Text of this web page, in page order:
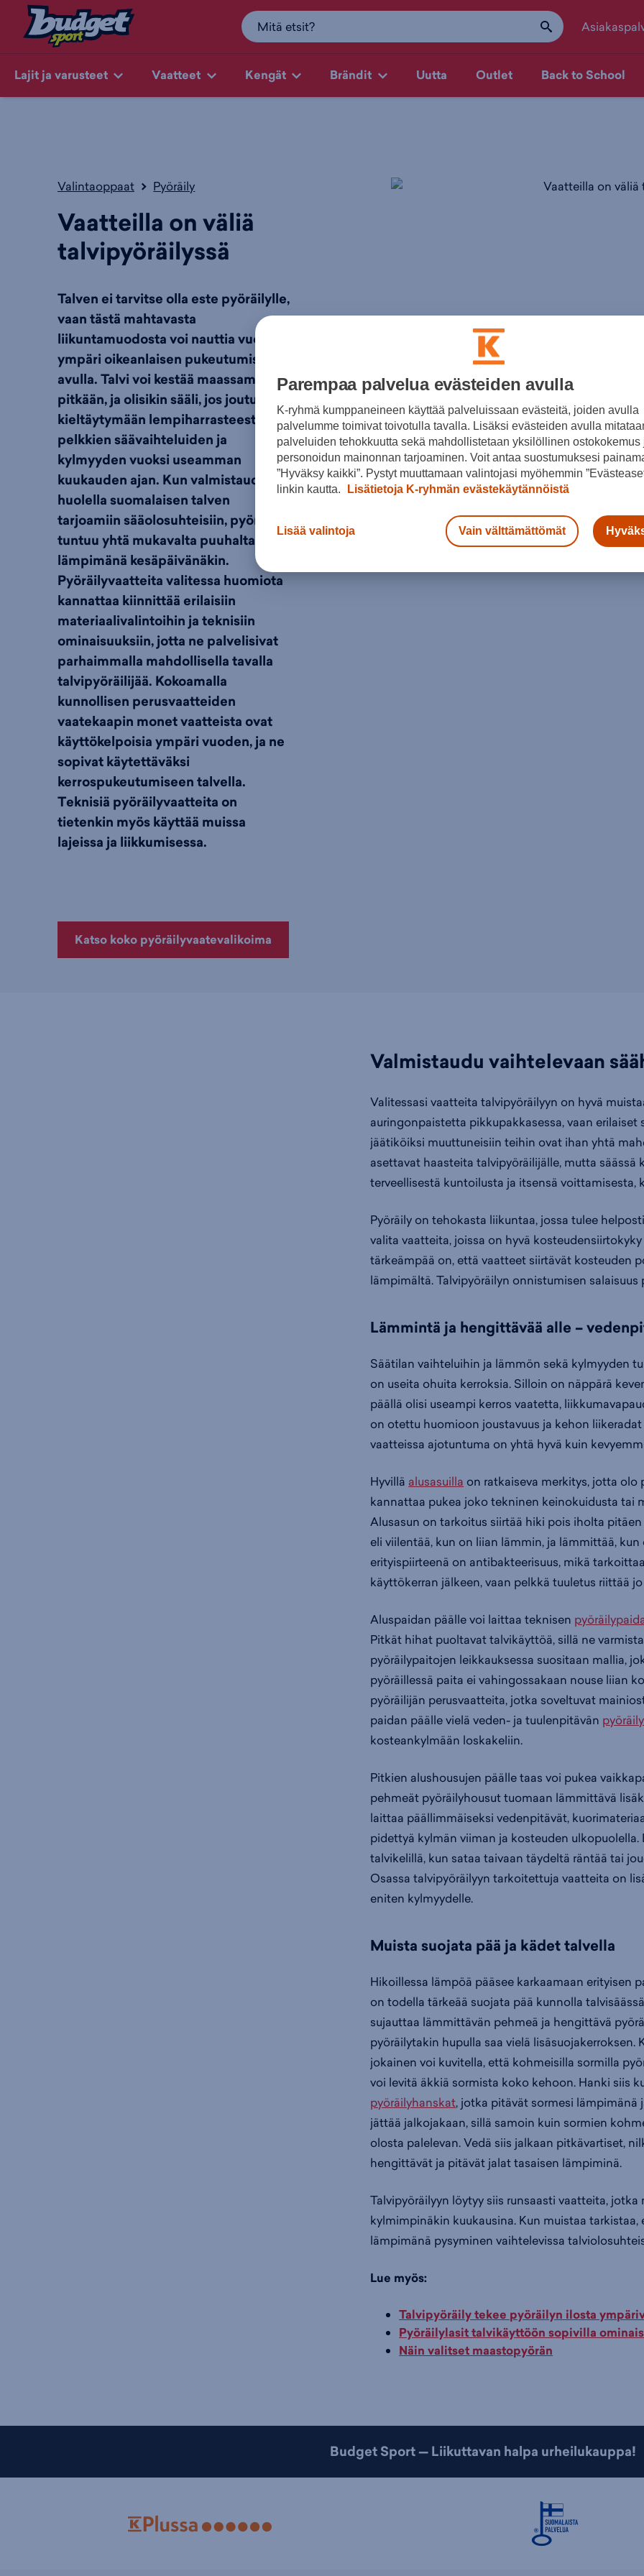
Lajit ja varusteet Vaatteet Kengät Brändit Uutta Outlet Back to School
Valintaoppaat Pyöräily
Vaatteilla on väliä
talvipyöräilyssä
Talven ei tarvitse olla este pyöräilylle,
vaan tästä mahtavasta
liikuntamuodosta voi nauttia vuoden
ympäri oikeanlaisen pukeutumisen
avulla. Talvi voi kestää maassamme
pitkään, ja olisikin sääli, jos joutuisit
kieltäytymään lempiharrasteestasi
pelkkien säävaihteluiden ja
kylmyyden vuoksi useamman
kuukauden ajan. Kun valmistaudut
huolella suomalaisen talven
tarjoamiin sääolosuhteisiin, pyöräily
tuntuu yhtä mukavalta puuhalta kuin
lämpimänä kesäpäivänäkin.
Pyöräilyvaatteita valitessa huomiota
kannattaa kiinnittää erilaisiin
materiaalivalintoihin ja teknisiin
ominaisuuksiin, jotta ne palvelisivat
parhaimmalla mahdollisella tavalla
talvipyöräilijää. Kokoamalla
kunnollisen perusvaatteiden
vaatekaapin monet vaatteista ovat
käyttökelpoisia ympäri vuoden, ja ne
sopivat käytettäväksi
kerrospukeutumiseen talvella.
Teknisiä pyöräilyvaatteita on
tietenkin myös käyttää muissa
lajeissa ja liikkumisessa.
Katso koko pyöräilyvaatevalikoima
Valmistaudu vaihtelevaan
Valitessasi vaatteita talvipyöräilyyn on hyvä
auringonpaistetta pikkupakkasessa, vaan
jäätiköiksi muuttuneisiin teihin ovat ihan yhtä
asettavat haasteita talvipyöräilijälle, mutta
terveellisestä kuntoilusta ja itsensä voittamisesta,
Pyöräily on tehokasta liikuntaa, jossa tulee
valita vaatteita, joissa on hyvä
tärkeämpää on, että vaatteet siirtävät kosteuden
lämpimältä. Talvipyöräilyn onnistumisen
Lämmintä ja hengittävää alle –
Säätilan vaihteluihin ja lämmön sekä kylmyyden
on useita ohuita kerroksia. Silloin on näppärä
päällä olisi useampi kerros vaatetta,
on otettu huomioon joustavuus ja kehon
vaatteissa ajotuntuma on yhtä hyvä kuin
Hyvillä alusasuilla on ratkaiseva merkitys, jotta olo
kannattaa pukea joko tekninen keinokuidusta tai
Alusasun on tarkoitus siirtää hiki pois iholta
eli viilentää, kun on liian lämmin, ja lämmittää,
erityispiirteenä on antibakteerisuus, mikä
käyttökerran jälkeen, vaan pelkkä tuuletus riittää
Aluspaidan päälle voi laittaa teknisen
Pitkät hihat puoltavat talvikäyttöä, sillä ne
pyöräilypaitojen leikkauksessa suositaan mallia,
pyöräillessä paita ei vahingossakaan nouse liian
pyöräilijän perusvaatteita, jotka soveltuvat
paidan päälle vielä veden- ja tuulenpitävän
kosteankylmään loskakeliin.
Pitkien alushousujen päälle taas voi pukea
pehmeät pyöräilyhousut tuomaan lämmittävä
laittaa päällimmäiseksi vedenpitävät,
pidettyä kylmän viiman ja kosteuden
talvikelillä, kun sataa taivaan täydeltä räntää tai
Osassa talvipyöräilyyn tarkoitettuja vaatteita on
eniten kylmyydelle.
Muista suojata pää ja kädet talvella
Hikoillessa lämpöä pääsee karkaamaan erityisen
on todella tärkeää suojata pää kunnolla
sujauttaa lämmittävän pehmeä ja hengittävä
pyöräilytakin hupulla saa vielä
jokainen voi kuvitella, että kohmeisilla sormilla
voi levitä äkkiä sormista koko kehoon. Hanki siis
pyöräilyhanskat, jotka pitävät sormesi
jättää jalkojakaan, sillä samoin kuin sormien
olosta palelevan. Vedä siis jalkaan pitkävartiset,
hengittävät ja pitävät jalat tasaisen lämpiminä.
Talvipyöräilyyn löytyy siis runsaasti vaatteita,
kylmimpinäkin kuukausina. Kun muistaa
lämpimänä pysyminen vaihtelevissa
Lue myös:
Talvipyöräily tekee pyöräilyn ilosta
Pyöräilylasit talvikäyttöön sopivilla
Näin valitset maastopyörän
Budget Sport — Liikuttavan halpa urheilukauppa!
Parempaa palvelua evästeiden avulla
K-ryhmä kumppaneineen käyttää palveluissaan evästeitä, joiden avulla
palvelumme toimivat toivotulla tavalla. Lisäksi evästeiden avulla
palveluiden tehokkuutta sekä mahdollistetaan yksilöllinen ostokokemus
personoidun mainonnan tarjoaminen. Voit antaa suostumuksesi
”Hyväksy kaikki”. Pystyt muuttamaan valintojasi myöhemmin
linkin kautta.
Lisätietoja K-ryhmän evästekäytännöistä
Lisää valintoja Vain välttämättömät